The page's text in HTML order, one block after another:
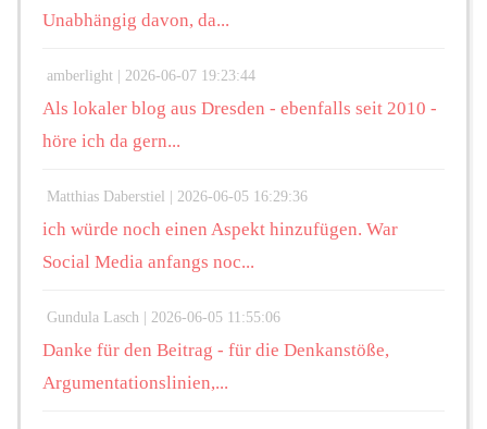
Unabhängig davon, da...
amberlight | 2026-06-07 19:23:44
Als lokaler blog aus Dresden - ebenfalls seit 2010 -
höre ich da gern...
Matthias Daberstiel | 2026-06-05 16:29:36
ich würde noch einen Aspekt hinzufügen. War
Social Media anfangs noc...
Gundula Lasch | 2026-06-05 11:55:06
Danke für den Beitrag - für die Denkanstöße,
Argumentationslinien,...